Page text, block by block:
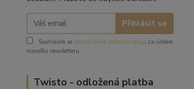
Přihlásit se
Souhlasím se zpracováním osobních údajů za účelem
rozesílky newsletteru.
Twisto - odložená platba